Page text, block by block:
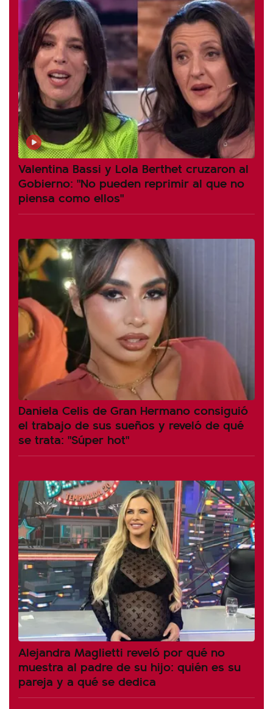
Valentina Bassi y Lola Berthet cruzaron al
Gobierno: "No pueden reprimir al que no
piensa como ellos"
Daniela Celis de Gran Hermano consiguió
el trabajo de sus sueños y reveló de qué
se trata: "Súper hot"
Alejandra Maglietti reveló por qué no
muestra al padre de su hijo: quién es su
pareja y a qué se dedica